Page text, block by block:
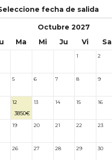
fecha de salida
Octubre 2027
Ma Mi Ju Vi Sa
1 2
5 6 7 8 9
12
3850€
13 14 15 16
19 20 21 22 23
26 27 28 29 30